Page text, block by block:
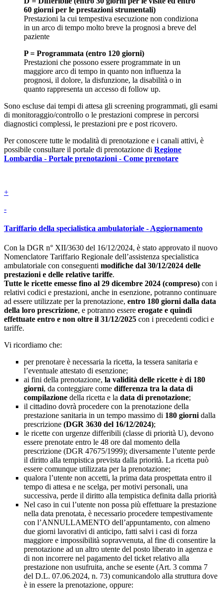
60 giorni per le prestazioni strumentali)
Prestazioni la cui tempestiva esecuzione non condiziona
in un arco di tempo molto breve la prognosi a breve del
paziente
P = Programmata (entro 120 giorni)
Prestazioni che possono essere programmate in un
maggiore arco di tempo in quanto non influenza la
prognosi, il dolore, la disfunzione, la disabilità o in
quanto rappresenta un accesso di follow up.
Sono escluse dai tempi di attesa gli screening programmati, gli esami
di monitoraggio/controllo o le prestazioni comprese in percorsi
diagnostici complessi, le prestazioni pre e post ricovero.
Per conoscere tutte le modalità di prenotazione e i canali attivi, è
possibile consultare il portale di prenotazione di Regione
Lombardia - Portale prenotazioni - Come prenotare
+
-
Tariffario della specialistica ambulatoriale - Aggiornamento
Con la DGR n° XII/3630 del 16/12/2024, è stato approvato il nuovo
Nomenclatore Tariffario Regionale dell’assistenza specialistica
ambulatoriale con conseguenti modifiche dal 30/12/2024 delle
prestazioni e delle relative tariffe.
Tutte le ricette emesse fino al 29 dicembre 2024 (compreso) con i
relativi codici e prestazioni, anche in esenzione, potranno continuare
ad essere utilizzate per la prenotazione, entro 180 giorni dalla data
della loro prescrizione, e potranno essere erogate e quindi
effettuate entro e non oltre il 31/12/2025 con i precedenti codici e
tariffe.
Vi ricordiamo che:
per prenotare è necessaria la ricetta, la tessera sanitaria e
l’eventuale attestato di esenzione;
ai fini della prenotazione, la validità delle ricette è di 180
giorni, da conteggiare come differenza tra la data di
compilazione della ricetta e la data di prenotazione;
il cittadino dovrà procedere con la prenotazione della
prestazione sanitaria in un tempo massimo di 180 giorni dalla
prescrizione (DGR 3630 del 16/12/2024);
le ricette con urgenze differibili (classe di priorità U), devono
essere prenotate entro le 48 ore dal momento della
prescrizione (DGR 47675/1999); diversamente l’utente perde
il diritto alla tempistica prevista dalla priorità. La ricetta può
essere comunque utilizzata per la prenotazione;
qualora l’utente non accetti, la prima data prospettata entro il
tempo di attesa e ne scelga, per motivi personali, una
successiva, perde il diritto alla tempistica definita dalla priorità
Nel caso in cui l’utente non possa più effettuare la prestazione
nella data prenotata, è necessario procedere tempestivamente
con l’ANNULLAMENTO dell’appuntamento, con almeno
due giorni lavorativi di anticipo, fatti salvi i casi di forza
maggiore e impossibilità sopravvenuta, al fine di consentire la
prenotazione ad un altro utente del posto liberato in agenza e
di non incorrere nel pagamento del ticket relativo alla
prestazione non usufruita, anche se esente (Art. 3 comma 7
del D.L. 07.06.2024, n. 73) comunicandolo alla struttura dove
è in essere la prenotazione, oppure: